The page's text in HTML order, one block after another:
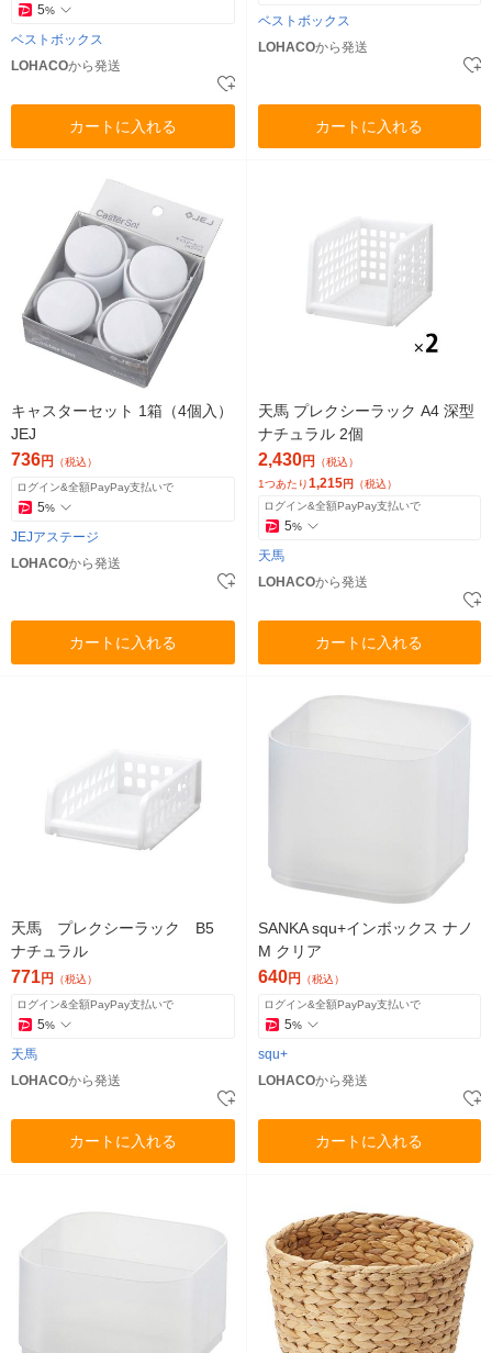
5%
ベストボックス
LOHACOから発送
カートに入れる
ベストボックス
LOHACOから発送
カートに入れる
キャスターセット 1箱（4個入）
JEJ
736円 （税込）
ログイン&全額PayPay支払いで
5%
JEJアステージ
LOHACOから発送
カートに入れる
天馬 プレクシーラック A4 深型
ナチュラル 2個
2,430円
（税込）
1つあたり1,215円 （税込）
ログイン&全額PayPay支払いで
5%
天馬
LOHACOから発送
カートに入れる
天馬 プレクシーラック B5
ナチュラル
771円 （税込）
ログイン&全額PayPay支払いで
5%
天馬
LOHACOから発送
カートに入れる
SANKA squ+インボックス ナノ
M クリア
640円 （税込）
ログイン&全額PayPay支払いで
5%
squ+
LOHACOから発送
カートに入れる